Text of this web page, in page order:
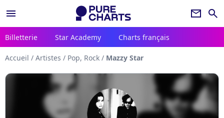
menu newsletter search
Billetterie Star Academy Charts français
Accueil / Artistes / Pop, Rock / Mazzy Star